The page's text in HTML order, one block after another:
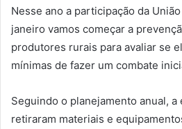
Nesse ano a participação da
janeiro vamos começar a
produtores rurais para avaliar se
mínimas de fazer um combate
Seguindo o planejamento anual,
retiraram materiais e